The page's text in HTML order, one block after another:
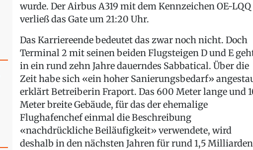
wurde. Der Airbus A319 mit dem Kennzeichen OE-LQQ
verließ das Gate um 21:20 Uhr.
Das Karriereende bedeutet das zwar noch nicht. Doch
Terminal 2 mit seinen beiden Flugsteigen D und E
in ein rund zehn Jahre dauerndes Sabbatical. Über die
Zeit habe sich «ein hoher Sanierungsbedarf»
erklärt Betreiberin Fraport. Das 600 Meter lange und
Meter breite Gebäude, für das der ehemalige
Flughafenchef einmal die Beschreibung
«nachdrückliche Beiläufigkeit» verwendete, wird
deshalb in den nächsten Jahren für rund 1,5 Milliarden